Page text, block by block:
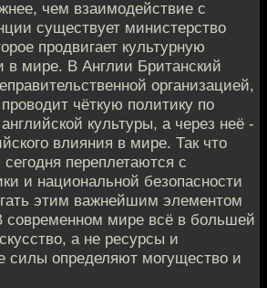
чем взаимодействие с
существует министерство
продвигает культурную
в мире. В Англии Британский
организацией,
чёткую политику по
культуры, а через неё -
влияния в мире. Так что
переплетаются с
и национальной безопасности
этим важнейшим элементом
современном мире всё в большей
а не ресурсы и
силы определяют могущество и